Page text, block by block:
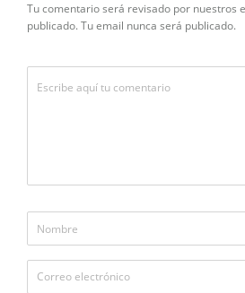
Tu comentario será revisado por nuestros
publicado. Tu email nunca será publicado.